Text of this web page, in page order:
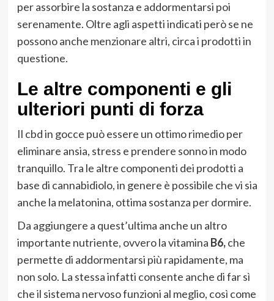
per assorbire la sostanza e addormentarsi poi
serenamente. Oltre agli aspetti indicati però se ne
possono anche menzionare altri, circa i prodotti in
questione.
Le altre componenti e gli
ulteriori punti di forza
Il cbd in gocce può essere un ottimo rimedio per
eliminare ansia, stress e prendere sonno in modo
tranquillo. Tra le altre componenti dei prodotti a
base di cannabidiolo, in genere è possibile che vi sia
anche la melatonina, ottima sostanza per dormire.
Da aggiungere a quest’ultima anche un altro
importante nutriente, ovvero la vitamina B6,che
permette di addormentarsi più rapidamente, ma
non solo. La stessa infatti consente anche di far sì
che il sistema nervoso funzioni al meglio, così come